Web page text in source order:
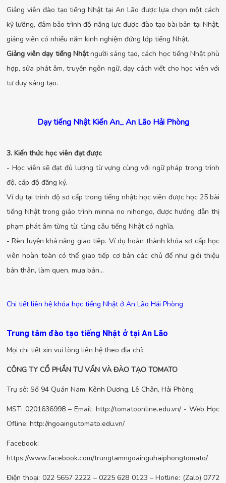
Giảng viên đào tạo tiếng Nhật tại An Lão được lựa chọn một cách
kỹ lưỡng, đảm bảo trình độ năng lực được đào tạo bài bản tại Nhật,
giảng viên có nhiều năm kinh nghiệm đứng lớp tiếng Nhật.
Giảng viên dạy tiếng Nhậtngười sáng tạo, cách học tiếng Nhật phù
hợp, sửa phát âm, truyền ngôn ngữ, dạy cách viết cho học viên với
tư duy sáng tạo.
Dạy tiếng Nhật Kiến An_ An Lão Hải Phòng
3. Kiến thức học viên đạt được
- Học viên sẽ đạt đủ lượng từ vựng cùng với ngữ pháp trong trình
độ, cấp độ đăng ký.
Ví dụ tại trình độ sơ cấp trong tiếng nhật: học viên được học 25 bài
tiếng Nhật trong giáo trình minna no nihongo, được hướng dẫn thị
phạm phát âm từng từ, từng câu tiếng Nhật có nghĩa,
- Rèn luyện khả năng giao tiêp. Ví dụ hoàn thành khóa sơ cấp học
viên hoàn toàn có thể giao tiếp cơ bản các chủ để như giới thiệu
bản thân, làm quen, mua bán...
Chi tiết liên hệ khóa học tiếng Nhật ở An Lão Hải Phòng
Trung tâm đào tạo tiếng Nhật ở tại An Lão
Mọi chi tiết xin vui lòng liên hệ theo địa chỉ:
CÔNG TY CỔ PHẦN TƯ VẤN VÀ ĐÀO TẠO TOMATO
Trụ sở: Số 94 Quán Nam, Kênh Dương, Lê Chân, Hải Phòng
MST: 0201636998 – Email: http://tomatoonline.edu.vn/ - Web Học
Ofline: http://ngoaingutomato.edu.vn/
Facebook:
https://www.facebook.com/trungtamngoainguhaiphongtomato/
Điện thoại: 022 5657 2222 – 0225 628 0123 – Hotline: (Zalo) 0772